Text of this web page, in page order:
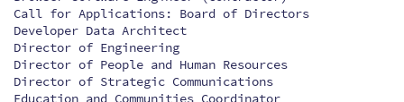
Call for Applications: Board of Directors
Developer Data Architect
Director of Engineering
Director of People and Human Resources
Director of Strategic Communications
Education and Communities Coordinator